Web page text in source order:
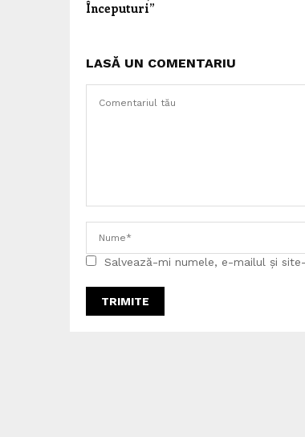
Începuturi”
LASĂ UN COMENTARIU
Salvează-mi numele, e-mailul și